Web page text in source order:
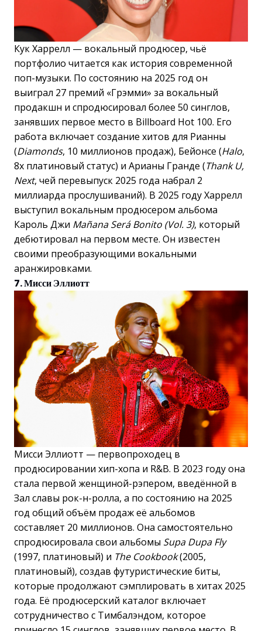
Кук Харрелл — вокальный продюсер, чьё
портфолио читается как история современной
поп-музыки. По состоянию на 2025 год он
выиграл 27 премий «Грэмми» за вокальный
продакшн и спродюсировал более 50 синглов,
занявших первое место в Billboard Hot 100. Его
работа включает создание хитов для Рианны
(Diamonds, 10 миллионов продаж), Бейонсе (Halo,
8x платиновый статус) и Арианы Гранде (Thank U,
Next, чей перевыпуск 2025 года набрал 2
миллиарда прослушиваний). В 2025 году Харрелл
выступил вокальным продюсером альбома
Кароль Джи Mañana Será Bonito (Vol. 3), который
дебютировал на первом месте. Он известен
своими преобразующими вокальными
аранжировками.
7. Мисси Эллиотт
Мисси Эллиотт — первопроходец в
продюсировании хип-хопа и R&B. В 2023 году она
стала первой женщиной-рэпером, введённой в
Зал славы рок-н-ролла, а по состоянию на 2025
год общий объём продаж её альбомов
составляет 20 миллионов. Она самостоятельно
спродюсировала свои альбомы Supa Dupa Fly
(1997, платиновый) и The Cookbook(2005,
платиновый), создав футуристические биты,
которые продолжают сэмплировать в хитах 2025
года. Её продюсерский каталог включает
сотрудничество с Тимбалэндом, которое